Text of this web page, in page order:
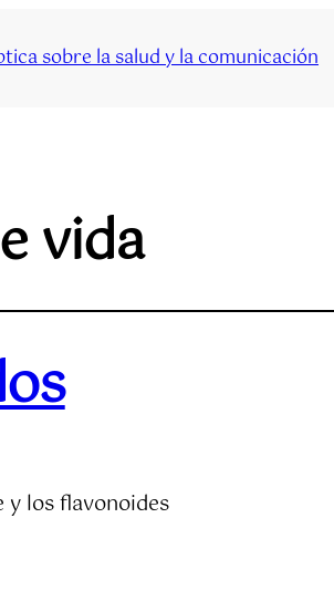
sobre la salud y la comunicación
vida
los flavonoides